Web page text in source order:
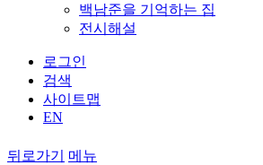
백남준을 기억하는 집
전시해설
로그인
검색
사이트맵
EN
뒤로가기
메뉴